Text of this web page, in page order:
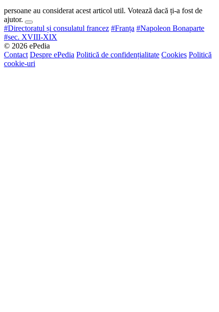
persoane au considerat acest articol util. Votează dacă ți-a fost de
ajutor.
#Directoratul și consulatul francez #Franța #Napoleon Bonaparte
#sec. XVIII-XIX
© 2026 ePedia
Contact Despre ePedia Politică de confidențialitate Cookies Politică
cookie-uri